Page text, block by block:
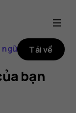
ngữ Tải về
bạn